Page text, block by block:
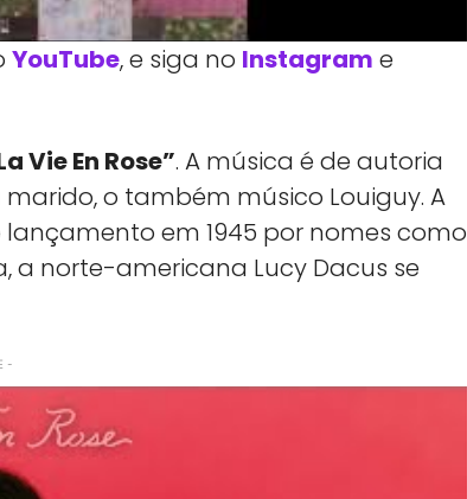
YouTube, e siga no Instagram e
Vie En Rose”. A música é de autoria
o também músico Louiguy. A
em 1945 por nomes como
a norte-americana Lucy Dacus se
-